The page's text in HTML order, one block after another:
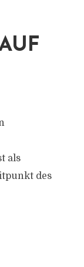
als
des